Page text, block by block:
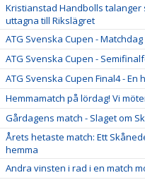
Kristianstad Handbolls talanger
uttagna till Rikslägret
ATG Svenska Cupen - Matchdag
ATG Svenska Cupen -
ATG Svenska Cupen Final4 - En
Hemmamatch på lördag! Vi
Gårdagens match - Slaget om
Årets hetaste match: Ett
hemma
Andra vinsten i rad i en match